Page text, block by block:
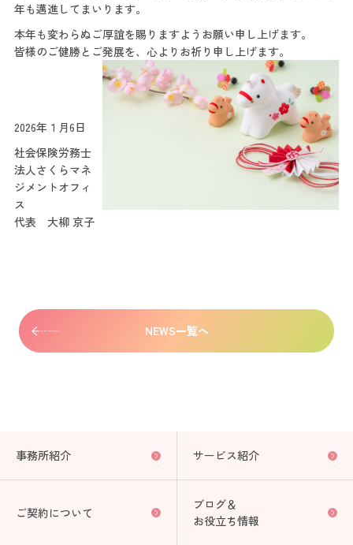
年も邁進してまいります。
本年も変わらぬご厚誼を賜りますようお願い申し上げます。
皆様のご健勝とご発展を、心よりお祈り申し上げます。
2026年１月6日
社会保険労務士
法人さくらマネ
ジメントオフィ
ス
代表 大柳 京子
NEWS一覧へ
事務所紹介 サービス紹介
ご契約について
ブログ＆
お役立ち情報